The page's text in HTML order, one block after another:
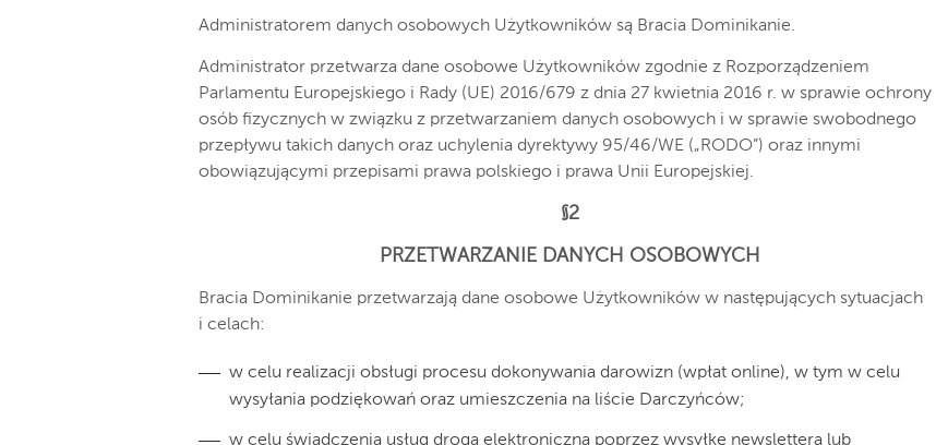
Administratorem danych osobowych Użytkowników są Bracia Dominikanie.
Administrator przetwarza dane osobowe Użytkowników zgodnie z Rozporządzeniem
Parlamentu Europejskiego i Rady (UE) 2016/679 z dnia 27 kwietnia 2016 r. w sprawie ochrony
osób fizycznych w związku z przetwarzaniem danych osobowych i w sprawie swobodnego
przepływu takich danych oraz uchylenia dyrektywy 95/46/WE („RODO”) oraz innymi
obowiązującymi przepisami prawa polskiego i prawa Unii Europejskiej.
§2
PRZETWARZANIE DANYCH OSOBOWYCH
Bracia Dominikanie przetwarzają dane osobowe Użytkowników w następujących sytuacjach
i celach:
w celu realizacji obsługi procesu dokonywania darowizn (wpłat online), w tym w celu
wysyłania podziękowań oraz umieszczenia na liście Darczyńców;
w celu świadczenia usług drogą elektroniczną poprzez wysyłkę newslettera lub